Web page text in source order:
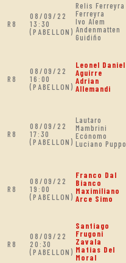
R8
08/09/22
13:30
(PABELLON)
Relis Ferreyra
Ferreyra
Ivo Alem
Andenmatten
Guidiño
R8
08/09/22
16:00
(PABELLON)
Leonel Daniel
Aguirre
Adrian
Allemandi
R8
08/09/22
17:30
(PABELLON)
Lautaro
Mambrini
Ecónomo
Luciano Puppo
R8
08/09/22
19:00
(PABELLON)
Franco Dal
Bianco
Maximiliano
Arce Simo
R8
08/09/22
20:30
(PABELLON)
Santiago
Frugoni
Zavala
Matias Del
Moral